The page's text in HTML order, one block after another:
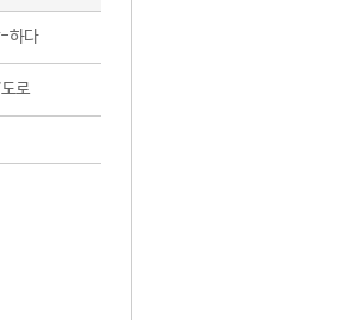
하다
로